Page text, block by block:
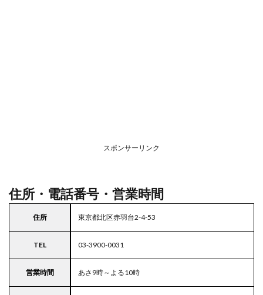
ルエ
ツ
区の
駐車
スポンサーリンク
住所・電話番号・営業時間
住所 東京都北区赤羽台2-4-53
TEL 03-3900-0031
営業時間 あさ9時～よる10時